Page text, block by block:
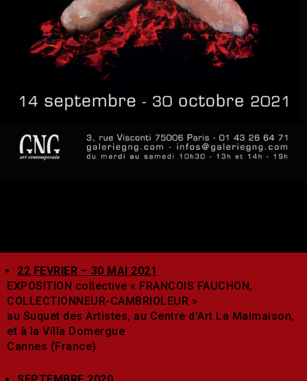
22 FEVRIER – 30 MAI 2021
EXPOSITION collective « FRANCOIS FAUCHON,
COLLECTIONNEUR-CAMBRIOLEUR »
au Suquet des Artistes, au Centre d’Art La Malmaison,
et à la Villa Domergue
Cannes (France)